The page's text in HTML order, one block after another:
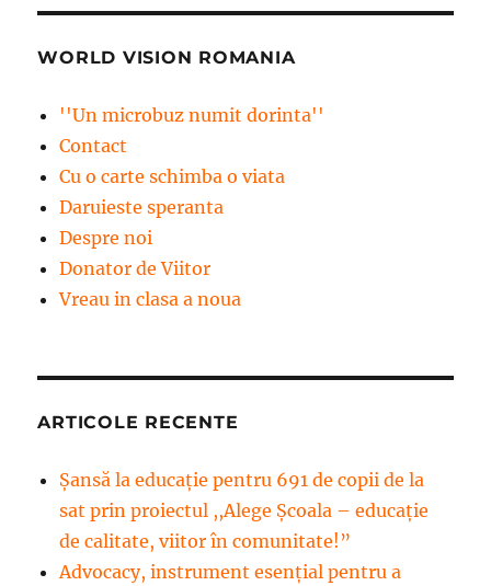
WORLD VISION ROMANIA
''Un microbuz numit dorinta''
Contact
Cu o carte schimba o viata
Daruieste speranta
Despre noi
Donator de Viitor
Vreau in clasa a noua
ARTICOLE RECENTE
Șansă la educație pentru 691 de copii de la
sat prin proiectul ,,Alege Școala – educație
de calitate, viitor în comunitate!”
Advocacy, instrument esenţial pentru a